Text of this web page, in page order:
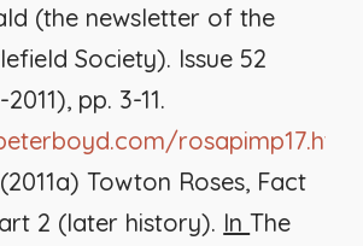
(the newsletter of the
Society). Issue 52
pp. 3-11.
rosapimp17.htm
Towton Roses, Fact
2 (later history). InThe